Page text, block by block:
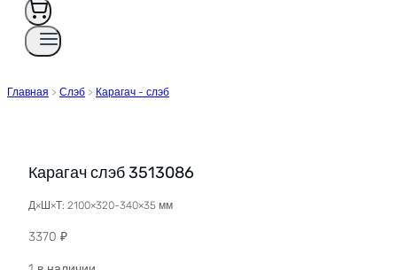
Главная > Слэб > Карагач - слэб
Карагач слэб 3513086
Д×Ш×Т: 2100×320-340×35 мм
3370 ₽